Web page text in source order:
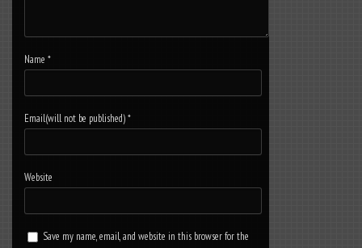
Name*
Email(will not be published)*
Website
Save my name, email, and website in this browser for the